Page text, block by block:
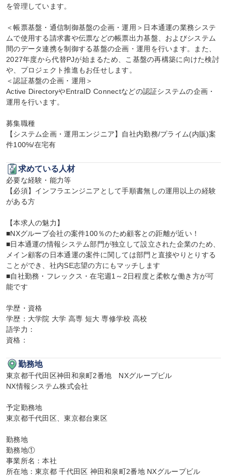
を管理しています。
＜帳票基盤・通信制御基盤の企画・運用＞日本通運の業務システ
ムで使用する請求書や伝票などの帳票出力基盤、およびシステム
間のデータ連携を制御する基盤の企画・運用を行います。また、
2027年度から代替PJが始まるため、こ基盤の再構築に向けた検討
や、プロジェクト推進もお任せします。
＜認証基盤の企画・運用＞
Active DirectoryやEntraID Connectなどの認証システムの企画・
運用を行います。
募集職種
【システム企画・運用エンジニア】自社内勤務/プライム(内販)案
件100%/在宅有
求めている人材
必要な経験・能力等
【必須】インフラエンジニアとして手順書無しの運用以上の経験
がある方
【本求人の魅力】
■NXグループ会社の案件100％のため顧客との距離が近い！
■日本通運の情報システム部門が独立して設立された企業のため、
メイン顧客の日本通運の案件に関しては部門と直接やりとりする
ことができ、社内SE志望の方にもマッチします
■自社勤務・フレックス・在宅週1～2日程度と柔軟な働き方が可
能です
学歴・資格
学歴：大学院 大学 高専 短大 専修学校 高校
語学力：
資格：
勤務地
東京都千代田区神田和泉町2番地　NXグループビル
NX情報システム株式会社
予定勤務地
東京都千代田区、東京都台東区
勤務地
勤務地①
事業所名：本社
所在地：東京都 千代田区 神田和泉町2番地 NXグループビル